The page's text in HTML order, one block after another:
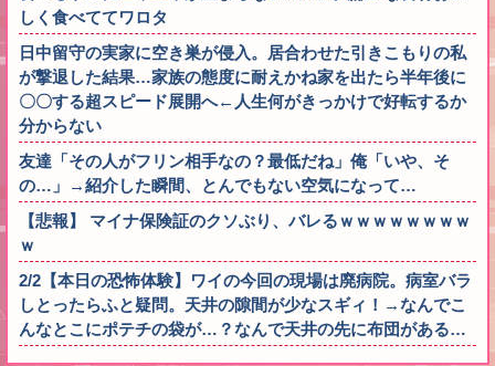
しく食べててワロタ
日中留守の実家に空き巣が侵入。居合わせた引きこもりの私
が撃退した結果…家族の態度に耐えかね家を出たら半年後に
〇〇する超スピード展開へ←人生何がきっかけで好転するか
分からない
友達「その人がフリン相手なの？最低だね」俺「いや、そ
の…」→紹介した瞬間、とんでもない空気になって…
【悲報】 マイナ保険証のクソぶり、バレるｗｗｗｗｗｗｗｗ
ｗ
2/2【本日の恐怖体験】ワイの今回の現場は廃病院。病室バラ
しとったらふと疑問。天井の隙間が少なスギィ！→なんでこ
んなとこにポテチの袋が…？なんで天井の先に布団がある…